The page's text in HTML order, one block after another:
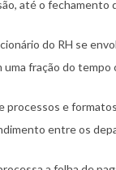
até o fechamento
do RH se
fração do tempo
processos e
entre os